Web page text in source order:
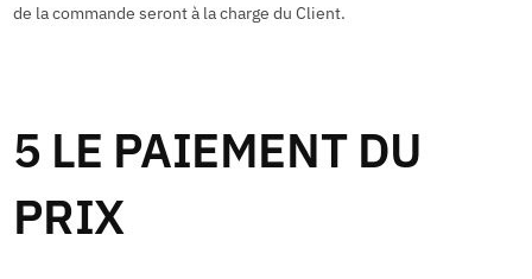
de la commande seront à la charge du Client.
5 LE PAIEMENT DU
PRIX